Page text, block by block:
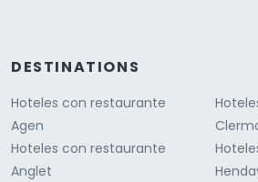
DESTINATIONS
Hoteles con restaurante
Agen
Hoteles con restaurante
Anglet